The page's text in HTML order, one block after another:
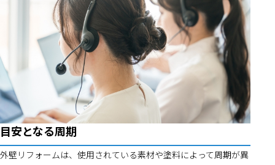
目安となる周期
外壁リフォームは、使用されている素材や塗料によって周期が異